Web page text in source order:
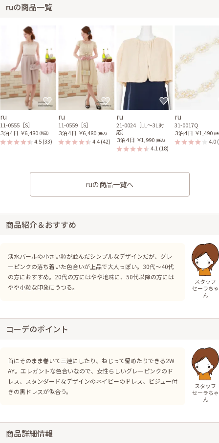
ruの商品一覧
ru
11-0555［S］
３泊４日 ￥6,480 (税込)
4.5(33)
ru
11-0559［S］
３泊４日 ￥6,480 (税込)
4.4(42)
ru
21-0024［LL〜3L対
応］
３泊４日 ￥1,990 (税込)
4.1(18)
ru
31-0017Q
３泊４日 ￥1,490 (
4.0
ruの商品一覧へ
商品紹介＆おすすめ
淡水パールの小さい粒が並んだシンプルなデザインだが、グレ
ーピンクの落ち着いた色合いが上品で大人っぽい。30代～40代
の方におすすめ。20代の方にはやや地味に、50代以降の方には
やや小粒な印象にうつる。
スタッフ
セーラちゃ
ん
コーデのポイント
首にそのまま巻いて三連にしたり、ねじって留めたりできる2W
AY。エレガントな色合いなので、女性らしいグレーピンクのド
レス、スタンダードなデザインのネイビーのドレス、ビジュー付
きの黒ドレスが似合う。
スタッフ
セーラちゃ
ん
商品詳細情報